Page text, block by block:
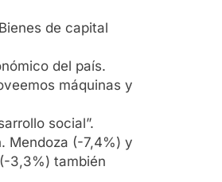
de capital
del país.
máquinas y
social”.
Mendoza (-7,4%) y
3,3%) también